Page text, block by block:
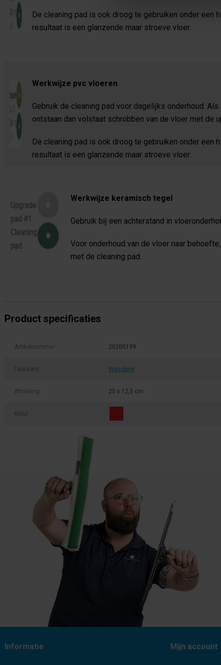
De cleaning pad is ook droog te gebruiken onder een
resultaat is een glanzende maar stroeve vloer.
Werkwĳze pvc vloeren
Gebruik de cleaning pad voor dagelĳks onderhoud.
ontstaan dan volstaat schrobben van de vloer met de
De cleaning pad is ook droog te gebruiken onder een
resultaat is een glanzende maar stroeve vloer.
Werkwĳze keramisch tegel
Gebruik bĳ een achterstand in
Voor onderhoud van de vloer naar
met de cleaning pad.
Product specificaties
Artikelnummer 20200199
Fabrikant: Wecoline
Afmeting 25 x 12,5 cm
Kleur
Informatie Mijn account